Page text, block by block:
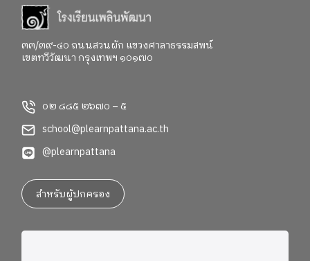
ภาษามาสู่ชีวิตจริงด้วยการลงมือทำกิจกรรมต่าง ๆ มา
ติดตามไปด้วยกันค่ะ
Key Stage 1 in Action In Key
Stage 1, students were using English in many different
ways both inside and outside the classroom. Alongside
through stories, discussions, and group activities.
English Clubs added even more opportunities for
learning. In the English Cooking Club, students
followed English instructions to make their own
“HAM & CHEESE sandwiches” while learning about
ingredients and sequencing. In the Creative Hands
Club, they used pipe cleaners to create colorful food
๓๓/๓๙-๔๐ ถนนสวนผัก แขวงศาลาธรรมสพน์
เขตทวีวัฒนา กรุงเทพฯ ๑๐๑๗๐
๐๒ ๘๘๕ ๒๖๗๐ – ๕
school@plearnpattana.ac.th
@plearnpattana
สำหรับผู้ปกครอง